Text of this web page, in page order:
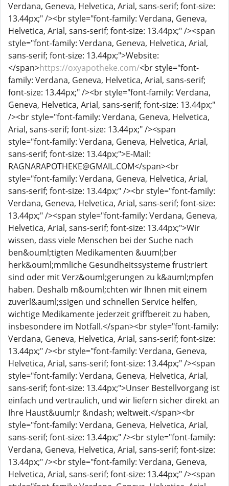
Verdana, Geneva, Helvetica, Arial, sans-serif; font-size:
13.44px;" /><br style="font-family: Verdana, Geneva,
Helvetica, Arial, sans-serif; font-size: 13.44px;" /><span
style="font-family: Verdana, Geneva, Helvetica, Arial,
sans-serif; font-size: 13.44px;">Website:
</span>https://oxyapotheke.com/<br style="font-
family: Verdana, Geneva, Helvetica, Arial, sans-serif;
font-size: 13.44px;" /><br style="font-family: Verdana,
Geneva, Helvetica, Arial, sans-serif; font-size: 13.44px;"
/><br style="font-family: Verdana, Geneva, Helvetica,
Arial, sans-serif; font-size: 13.44px;" /><span
style="font-family: Verdana, Geneva, Helvetica, Arial,
sans-serif; font-size: 13.44px;">E-Mail:
RAGNARAPOTHEKE@GMAIL.COM</span><br
style="font-family: Verdana, Geneva, Helvetica, Arial,
sans-serif; font-size: 13.44px;" /><br style="font-family:
Verdana, Geneva, Helvetica, Arial, sans-serif; font-size:
13.44px;" /><span style="font-family: Verdana, Geneva,
Helvetica, Arial, sans-serif; font-size: 13.44px;">Wir
wissen, dass viele Menschen bei der Suche nach
ben&ouml;tigten Medikamenten &uuml;ber
herk&ouml;mmliche Gesundheitssysteme frustriert
sind oder mit Verz&ouml;gerungen zu k&auml;mpfen
haben. Deshalb m&ouml;chten wir Ihnen mit einem
zuverl&auml;ssigen und schnellen Service helfen,
wichtige Medikamente jederzeit griffbereit zu haben,
insbesondere im Notfall.</span><br style="font-family:
Verdana, Geneva, Helvetica, Arial, sans-serif; font-size:
13.44px;" /><br style="font-family: Verdana, Geneva,
Helvetica, Arial, sans-serif; font-size: 13.44px;" /><span
style="font-family: Verdana, Geneva, Helvetica, Arial,
sans-serif; font-size: 13.44px;">Unser Bestellvorgang ist
einfach und vertraulich, und wir liefern sicher direkt an
Ihre Haust&uuml;r &ndash; weltweit.</span><br
style="font-family: Verdana, Geneva, Helvetica, Arial,
sans-serif; font-size: 13.44px;" /><br style="font-family:
Verdana, Geneva, Helvetica, Arial, sans-serif; font-size:
13.44px;" /><br style="font-family: Verdana, Geneva,
Helvetica, Arial, sans-serif; font-size: 13.44px;" /><span